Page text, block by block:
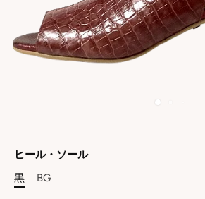
ヒール・ソール
黒
BG